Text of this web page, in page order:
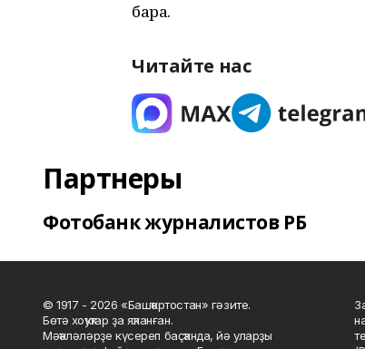
бара.
Читайте нас
Партнеры
Фотобанк журналистов РБ
© 1917 - 2026 «Башҡортостан» гәзите.
Бөтә хоҡуҡтар ҙа яҡланған.
Мәҡәләләрҙе күсереп баҫҡанда, йә уларҙы